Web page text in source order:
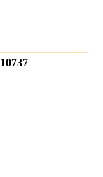
10737